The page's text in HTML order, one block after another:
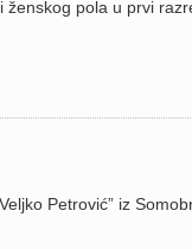
ženskog pola u prvi
Petrović” iz